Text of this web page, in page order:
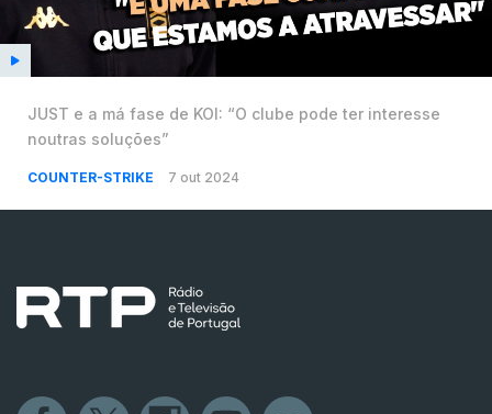
JUST e a má fase de KOI: “O clube pode ter interesse
noutras soluções”
COUNTER-STRIKE 7 out 2024